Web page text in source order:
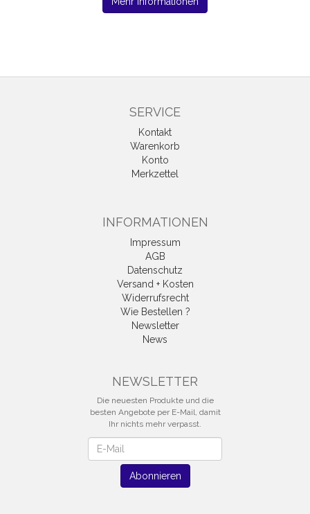
SERVICE
Kontakt
Warenkorb
Konto
Merkzettel
INFORMATIONEN
Impressum
AGB
Datenschutz
Versand + Kosten
Widerrufsrecht
Wie Bestellen ?
Newsletter
News
NEWSLETTER
Die neuesten Produkte und die
besten Angebote per E-Mail, damit
Ihr nichts mehr verpasst.
Abonnieren